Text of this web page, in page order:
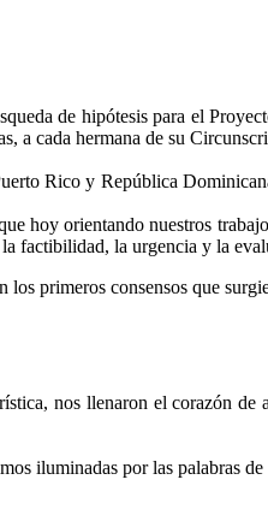
de hipótesis para el
a cada hermana de su
Rico y República
hoy orientando nuestros
factibilidad, la urgencia y la
primeros consensos que
nos llenaron el corazón
iluminadas por las palabras